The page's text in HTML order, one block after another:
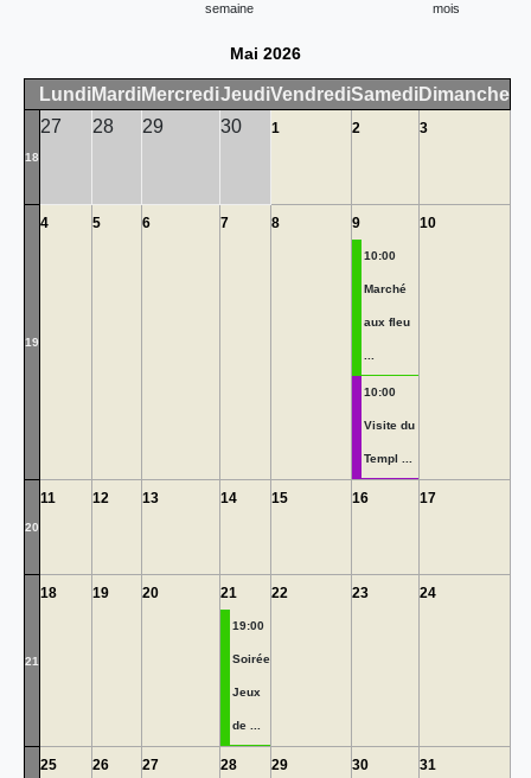
semaine mois
Mai 2026
LundiMardiMercrediJeudiVendrediSamediDimanche
18
27 28 29 30 1 2 3
19
4 5 6 7 8 9
10:00
Marché
aux fleu
...
10:00
Visite du
Templ ...
10
20
11 12 13 14 15 16 17
21
18 19 20 21
19:00
Soirée
Jeux
de ...
22 23 24
25 26 27 28 29 30 31